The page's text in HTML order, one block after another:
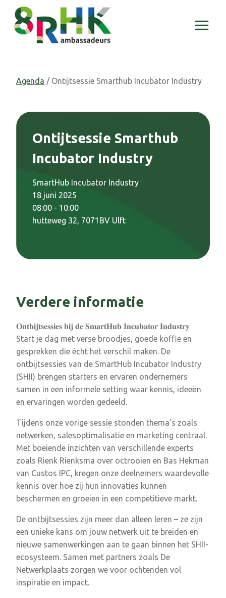
Doorgaan
naar
inhoud
Agenda / Ontijtsessie Smarthub Incubator Industry
Ontijtsessie Smarthub
Incubator Industry
SmartHub Incubator Industry
18 juni 2025
08:00 - 10:00
hutteweg 32, 7071BV Ulft
Verdere informatie
𝐎𝐧𝐭𝐛𝐢𝐣𝐭𝐬𝐞𝐬𝐬𝐢𝐞𝐬 𝐛𝐢𝐣 𝐝𝐞 𝐒𝐦𝐚𝐫𝐭𝐇𝐮𝐛 𝐈𝐧𝐜𝐮𝐛𝐚𝐭𝐨𝐫 𝐈𝐧𝐝𝐮𝐬𝐭𝐫𝐲
Start je dag met verse broodjes, goede koffie en
gesprekken die écht het verschil maken. De
ontbijtsessies van de SmartHub Incubator Industry
(SHII) brengen starters en ervaren ondernemers
samen in een informele setting waar kennis, ideeën
en ervaringen worden gedeeld.
Tijdens onze vorige sessie stonden thema’s zoals
netwerken, salesoptimalisatie en marketing centraal.
Met boeiende inzichten van verschillende experts
zoals Rienk Rienksma over octrooien en Bas Hekman
van Custos IPC, kregen onze deelnemers waardevolle
kennis over hoe zij hun innovaties kunnen
beschermen en groeien in een competitieve markt.
De ontbijtsessies zijn meer dan alleen leren – ze zijn
een unieke kans om jouw netwerk uit te breiden en
nieuwe samenwerkingen aan te gaan binnen het SHII-
ecosysteem. Samen met partners zoals De
Netwerkplaats zorgen we voor ochtenden vol
inspiratie en impact.